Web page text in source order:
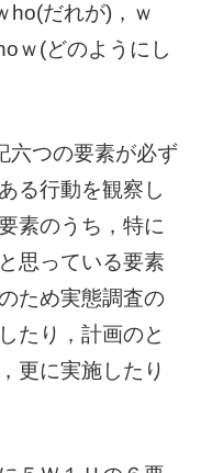
ho(だれが)， ｗ
ｗ(どのようにし
六つの要素が必ず
る行動を観察し
素のうち，特に
思っている要素
ため実態調査の
たり，計画のと
更に実施したり